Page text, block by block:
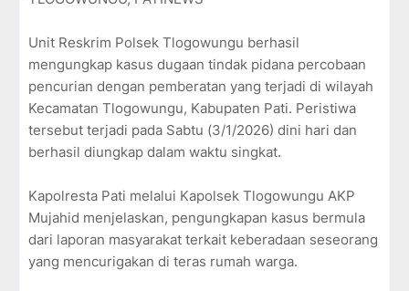
Unit Reskrim Polsek Tlogowungu berhasil
mengungkap kasus dugaan tindak pidana percobaan
pencurian dengan pemberatan yang terjadi di wilayah
Kecamatan Tlogowungu, Kabupaten Pati. Peristiwa
tersebut terjadi pada Sabtu (3/1/2026) dini hari dan
berhasil diungkap dalam waktu singkat.
Kapolresta Pati melalui Kapolsek Tlogowungu AKP
Mujahid menjelaskan, pengungkapan kasus bermula
dari laporan masyarakat terkait keberadaan seseorang
yang mencurigakan di teras rumah warga.